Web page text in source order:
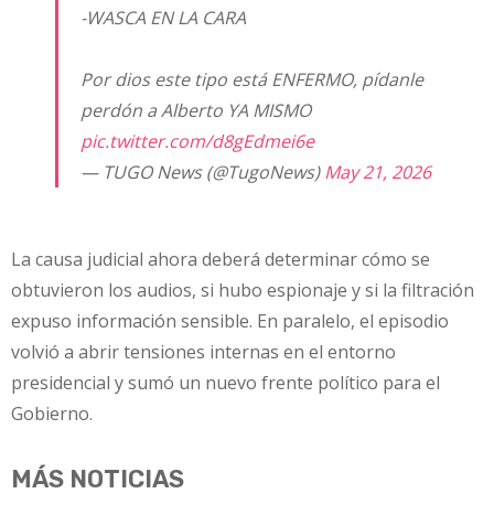
-WASCA EN LA CARA
Por dios este tipo está ENFERMO, pídanle
perdón a Alberto YA MISMO
pic.twitter.com/d8gEdmei6e
— TUGO News (@TugoNews)May 21, 2026
La causa judicial ahora deberá determinar cómo se
obtuvieron los audios, si hubo espionaje y si la filtración
expuso información sensible. En paralelo, el episodio
volvió a abrir tensiones internas en el entorno
presidencial y sumó un nuevo frente político para el
Gobierno.
MÁS NOTICIAS